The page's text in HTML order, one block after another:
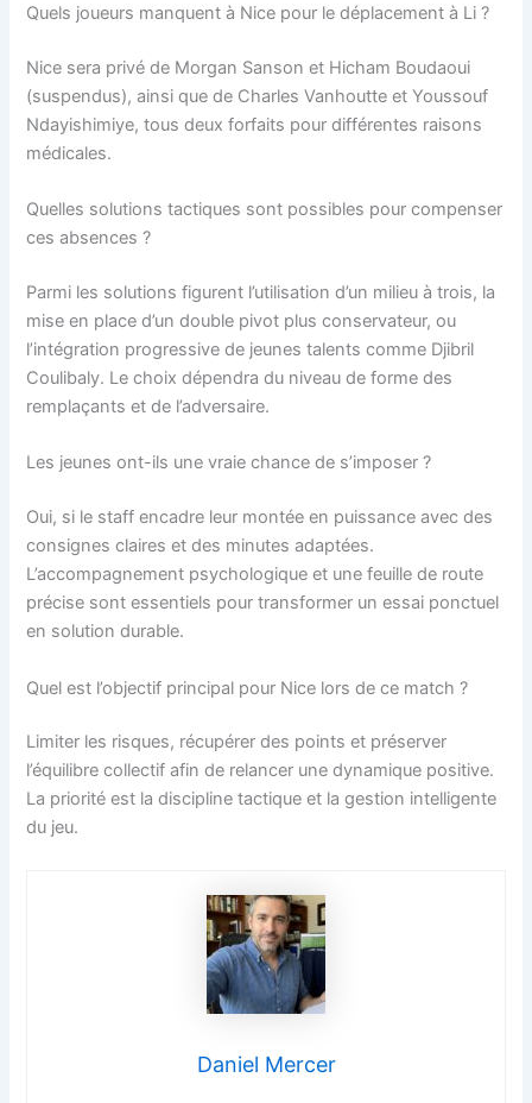
Quels joueurs manquent à Nice pour le déplacement à Li ?
Nice sera privé de Morgan Sanson et Hicham Boudaoui
(suspendus), ainsi que de Charles Vanhoutte et Youssouf
Ndayishimiye, tous deux forfaits pour différentes raisons
médicales.
Quelles solutions tactiques sont possibles pour compenser
ces absences ?
Parmi les solutions figurent l’utilisation d’un milieu à trois, la
mise en place d’un double pivot plus conservateur, ou
l’intégration progressive de jeunes talents comme Djibril
Coulibaly. Le choix dépendra du niveau de forme des
remplaçants et de l’adversaire.
Les jeunes ont-ils une vraie chance de s’imposer ?
Oui, si le staff encadre leur montée en puissance avec des
consignes claires et des minutes adaptées.
L’accompagnement psychologique et une feuille de route
précise sont essentiels pour transformer un essai ponctuel
en solution durable.
Quel est l’objectif principal pour Nice lors de ce match ?
Limiter les risques, récupérer des points et préserver
l’équilibre collectif afin de relancer une dynamique positive.
La priorité est la discipline tactique et la gestion intelligente
du jeu.
Daniel Mercer